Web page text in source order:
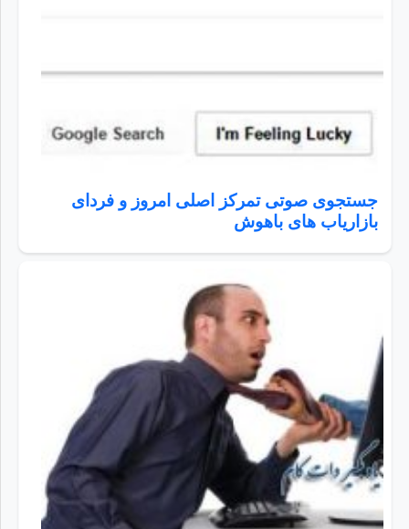
جستجوی صوتی تمرکز اصلی امروز و فردای
بازاریاب های باهوش